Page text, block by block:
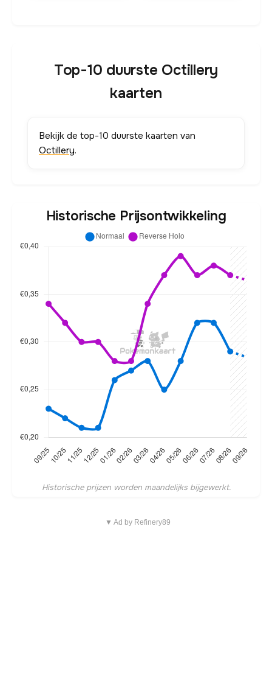
Top-10 duurste Octillery
kaarten
Bekijk de top-10 duurste kaarten van
Octillery.
Historische Prijsontwikkeling
Historische prijzen worden maandelijks bijgewerkt.
▼ Ad by Refinery89